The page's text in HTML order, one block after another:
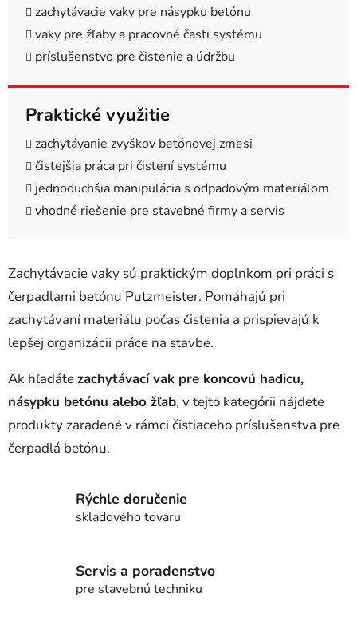
zachytávacie vaky pre násypku betónu
vaky pre žľaby a pracovné časti systému
príslušenstvo pre čistenie a údržbu
Praktické využitie
zachytávanie zvyškov betónovej zmesi
čistejšia práca pri čistení systému
jednoduchšia manipulácia s odpadovým materiálom
vhodné riešenie pre stavebné firmy a servis
Zachytávacie vaky sú praktickým doplnkom pri práci s
čerpadlami betónu Putzmeister. Pomáhajú pri
zachytávaní materiálu počas čistenia a prispievajú k
lepšej organizácii práce na stavbe.
Ak hľadátezachytávací vak pre koncovú hadicu,
násypku betónu alebo žľab, v tejto kategórii nájdete
produkty zaradené v rámci čistiaceho príslušenstva pre
čerpadlá betónu.
Rýchle doručenie
skladového tovaru
Servis a poradenstvo
pre stavebnú techniku